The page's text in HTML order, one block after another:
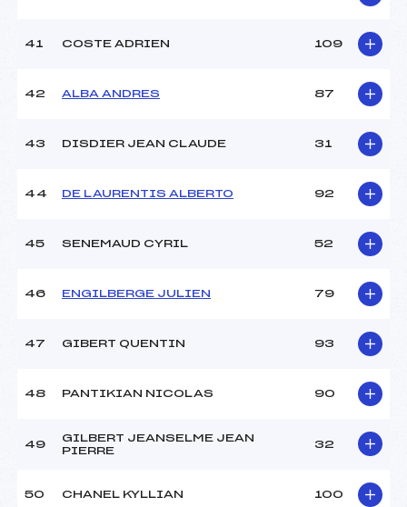
41 COSTE ADRIEN 109
42 ALBA ANDRES 87
43 DISDIER JEAN CLAUDE 31
44 DE LAURENTIS ALBERTO 92
45 SENEMAUD CYRIL 52
46 ENGILBERGE JULIEN 79
47 GIBERT QUENTIN 93
48 PANTIKIAN NICOLAS 90
49
GILBERT JEANSELME JEAN
PIERRE
32
50 CHANEL KYLLIAN 100